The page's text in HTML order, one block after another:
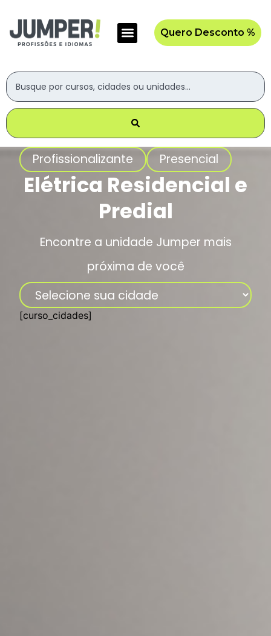
Quero Desconto %
Profissionalizante Presencial
Elétrica Residencial e
Predial
Encontre a unidade Jumper mais
próxima de você
[curso_cidades]